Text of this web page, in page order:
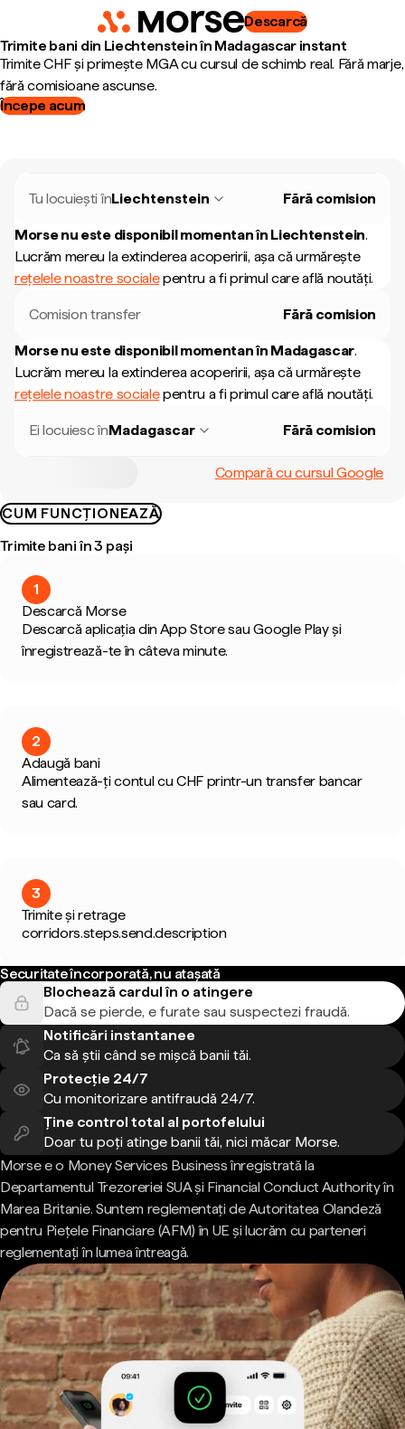
Descarcă
Trimite bani din Liechtenstein în Madagascar instant
Trimite CHF și primește MGA cu cursul de schimb real. Fără marje,
fără comisioane ascunse.
Începe acum
Tu locuiești înLiechtenstein Fără comision
Morse nu este disponibil momentan în Liechtenstein.
Lucrăm mereu la extinderea acoperirii, așa că urmărește
rețelele noastre socialepentru a fi primul care află noutăți.
Comision transfer Fără comision
Morse nu este disponibil momentan în Madagascar.
Lucrăm mereu la extinderea acoperirii, așa că urmărește
rețelele noastre socialepentru a fi primul care află noutăți.
Ei locuiesc înMadagascar Fără comision
Compară cu cursul Google
CUM FUNCȚIONEAZĂ
Trimite bani în 3 pași
1
Descarcă Morse
Descarcă aplicația din App Store sau Google Play și
înregistrează-te în câteva minute.
2
Adaugă bani
Alimentează-ți contul cu CHF printr-un transfer bancar
sau card.
3
Trimite și retrage
corridors.steps.send.description
Securitate încorporată, nu atașată
Blochează cardul în o atingere
Dacă se pierde, e furate sau suspectezi fraudă.
Notificări instantanee
Ca să știi când se mișcă banii tăi.
Protecție 24/7
Cu monitorizare antifraudă 24/7.
Ține control total al portofelului
Doar tu poți atinge banii tăi, nici măcar Morse.
Morse e o Money Services Business înregistrată la
Departamentul Trezoreriei SUA și Financial Conduct Authority în
Marea Britanie. Suntem reglementați de Autoritatea Olandeză
pentru Piețele Financiare (AFM) în UE și lucrăm cu parteneri
reglementați în lumea întreagă.